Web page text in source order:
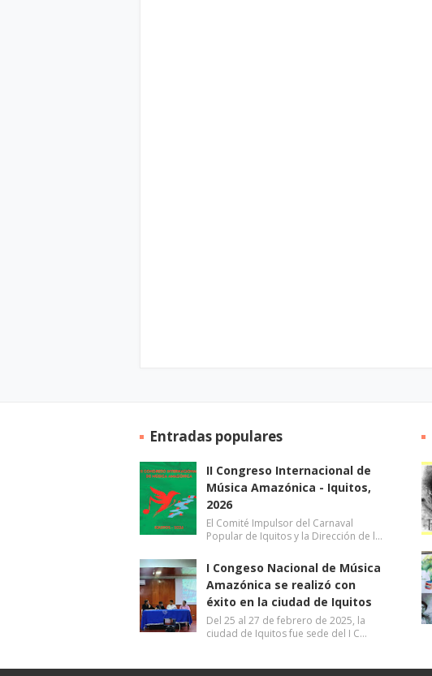
Entradas populares
II Congreso Internacional de
Música Amazónica - Iquitos,
2026
El Comité Impulsor del Carnaval
Popular de Iquitos y la Dirección de l…
I Congeso Nacional de Música
Amazónica se realizó con
éxito en la ciudad de Iquitos
Del 25 al 27 de febrero de 2025, la
ciudad de Iquitos fue sede del I C…